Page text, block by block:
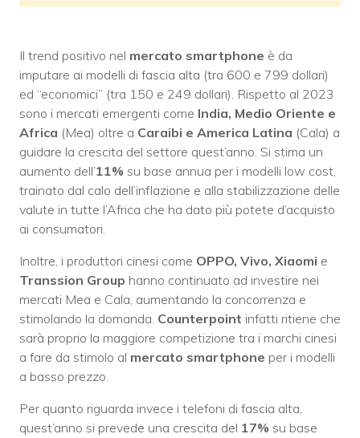
Il trend positivo nel mercato smartphone è da
imputare ai modelli di fascia alta (tra 600 e 799 dollari)
ed “economici” (tra 150 e 249 dollari). Rispetto al 2023
sono i mercati emergenti come India, Medio Oriente e
Africa (Mea) oltre a Caraibi e America Latina (Cala) a
guidare la crescita del settore quest’anno. Si stima un
aumento dell’11% su base annua per i modelli low cost,
trainato dal calo dell’inflazione e alla stabilizzazione delle
valute in tutte l’Africa che ha dato più potete d’acquisto
ai consumatori.
Inoltre, i produttori cinesi come OPPO, Vivo, Xiaomi e
Transsion Group hanno continuato ad investire nei
mercati Mea e Cala, aumentando la concorrenza e
stimolando la domanda. Counterpoint infatti ritiene che
sarà proprio la maggiore competizione tra i marchi cinesi
a fare da stimolo al mercato smartphone per i modelli
a basso prezzo.
Per quanto riguarda invece i telefoni di fascia alta,
quest’anno si prevede una crescita del 17% su base